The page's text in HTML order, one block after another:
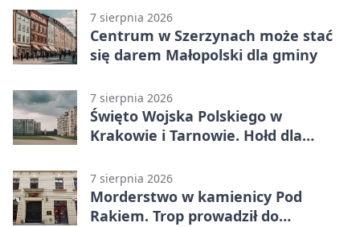
7 sierpnia 2026
Centrum w Szerzynach może stać
się darem Małopolski dla gminy
7 sierpnia 2026
Święto Wojska Polskiego w
Krakowie i Tarnowie. Hołd dla
7 sierpnia 2026
Morderstwo w kamienicy Pod
Rakiem. Trop prowadził do